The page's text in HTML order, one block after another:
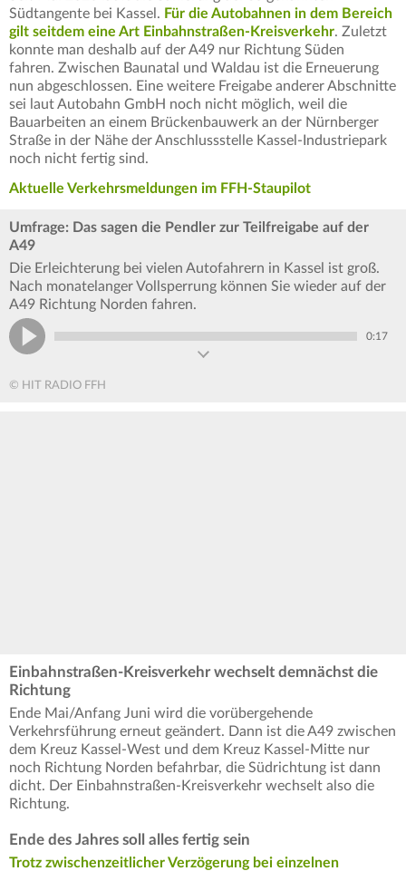
Südtangente bei Kassel. Für die Autobahnen in dem Bereich
gilt seitdem eine Art Einbahnstraßen-Kreisverkehr. Zuletzt
konnte man deshalb auf der A49 nur Richtung Süden
fahren. Zwischen Baunatal und Waldau ist die Erneuerung
nun abgeschlossen. Eine weitere Freigabe anderer Abschnitte
sei laut Autobahn GmbH noch nicht möglich, weil die
Bauarbeiten an einem Brückenbauwerk an der Nürnberger
Straße in der Nähe der Anschlussstelle Kassel-Industriepark
noch nicht fertig sind.
Aktuelle Verkehrsmeldungen im FFH-Staupilot
Umfrage: Das sagen die Pendler zur Teilfreigabe auf der
A49
Die Erleichterung bei vielen Autofahrern in Kassel ist groß.
Nach monatelanger Vollsperrung können Sie wieder auf der
A49 Richtung Norden fahren.
0:17
© HIT RADIO FFH
Einbahnstraßen-Kreisverkehr wechselt demnächst die
Richtung
Ende Mai/Anfang Juni wird die vorübergehende
Verkehrsführung erneut geändert. Dann ist die A49 zwischen
dem Kreuz Kassel-West und dem Kreuz Kassel-Mitte nur
noch Richtung Norden befahrbar, die Südrichtung ist dann
dicht. Der Einbahnstraßen-Kreisverkehr wechselt also die
Richtung.
Ende des Jahres soll alles fertig sein
Trotz zwischenzeitlicher Verzögerung bei einzelnen